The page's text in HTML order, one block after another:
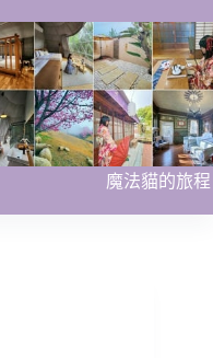
魔法貓的旅程